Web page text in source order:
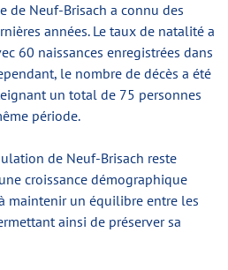
de Neuf-Brisach a connu des
années. Le taux de natalité a
60 naissances enregistrées dans
le nombre de décès a été
un total de 75 personnes
période.
de Neuf-Brisach reste
croissance démographique
maintenir un équilibre entre les
ainsi de préserver sa